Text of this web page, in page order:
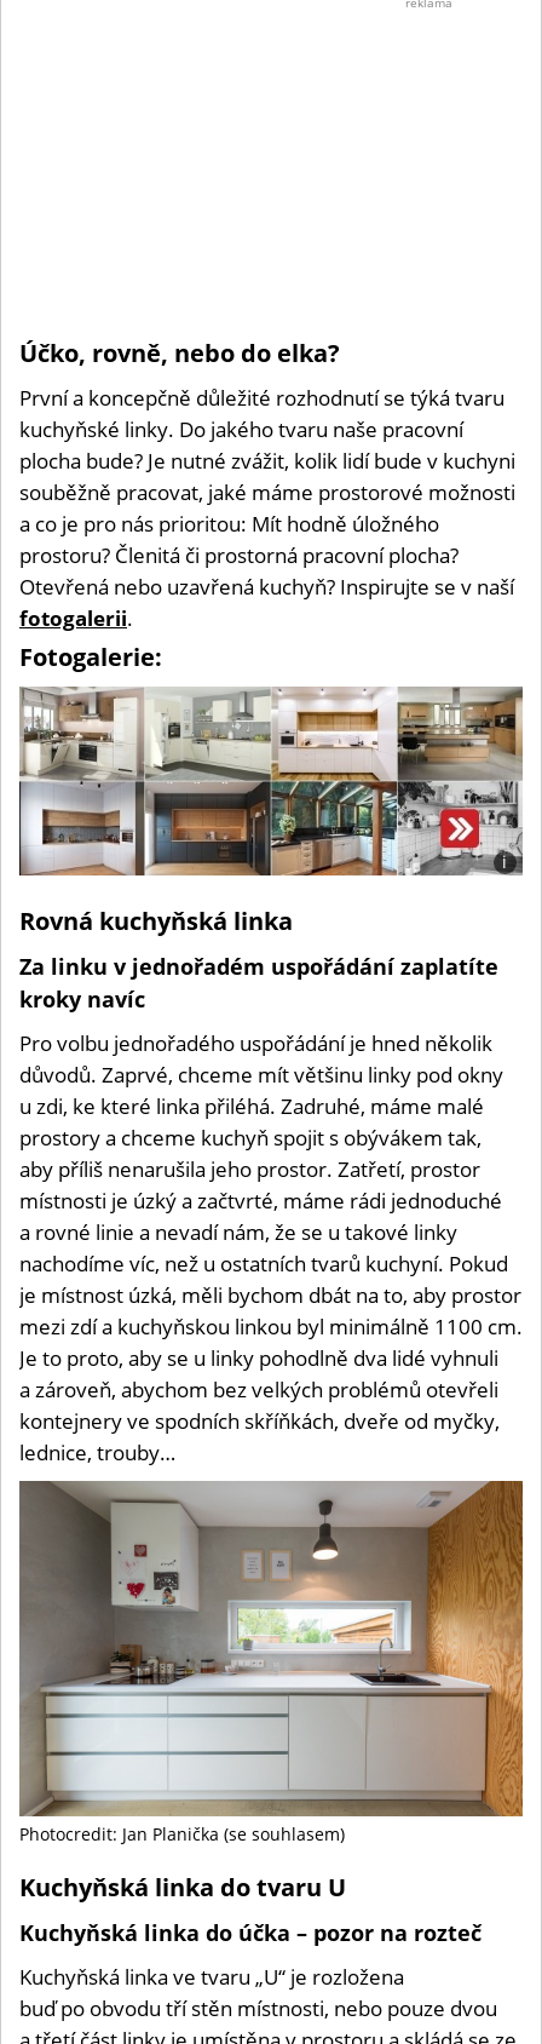
Účko, rovně, nebo do elka?
První a koncepčně důležité rozhodnutí se týká tvaru
kuchyňské linky. Do jakého tvaru naše pracovní
plocha bude? Je nutné zvážit, kolik lidí bude v kuchyni
souběžně pracovat, jaké máme prostorové možnosti
a co je pro nás prioritou: Mít hodně úložného
prostoru? Členitá či prostorná pracovní plocha?
Otevřená nebo uzavřená kuchyň? Inspirujte se v naší
fotogalerii.
Fotogalerie:
i
Foto:
Rovná kuchyňská linka
Za linku v jednořadém uspořádání zaplatíte
kroky navíc
Pro volbu jednořadého uspořádání je hned několik
důvodů. Zaprvé, chceme mít většinu linky pod okny
u zdi, ke které linka přiléhá. Zadruhé, máme malé
prostory a chceme kuchyň spojit s obývákem tak,
aby příliš nenarušila jeho prostor. Zatřetí, prostor
místnosti je úzký a začtvrté, máme rádi jednoduché
a rovné linie a nevadí nám, že se u takové linky
nachodíme víc, než u ostatních tvarů kuchyní. Pokud
je místnost úzká, měli bychom dbát na to, aby prostor
mezi zdí a kuchyňskou linkou byl minimálně 1100 cm.
Je to proto, aby se u linky pohodlně dva lidé vyhnuli
a zároveň, abychom bez velkých problémů otevřeli
kontejnery ve spodních skříňkách, dveře od myčky,
lednice, trouby…
Photocredit: Jan Planička (se souhlasem)
Kuchyňská linka do tvaru U
Kuchyňská linka do účka – pozor na rozteč
Kuchyňská linka ve tvaru „U“ je rozložena
buď po obvodu tří stěn místnosti, nebo pouze dvou